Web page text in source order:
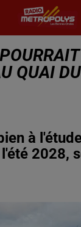
QUAI
à
2028,